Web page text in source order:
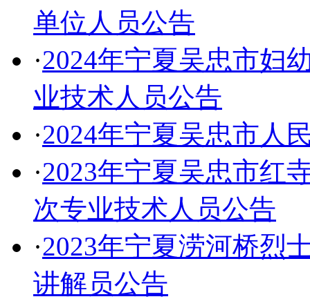
单位人员公告
·2024年宁夏吴忠市妇
业技术人员公告
·2024年宁夏吴忠市人
·2023年宁夏吴忠市红
次专业技术人员公告
·2023年宁夏涝河桥烈
讲解员公告